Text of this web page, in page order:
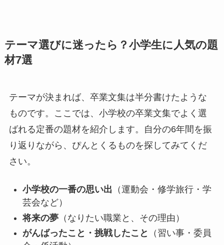
テーマ選びに迷ったら？小学生に人気の題
材7選
テーマが決まれば、卒業文集は半分書けたような
ものです。ここでは、小学校の卒業文集でよく選
ばれる定番の題材を紹介します。自分の6年間を振
り返りながら、ぴんとくるものを探してみてくだ
さい。
小学校の一番の思い出 （運動会・修学旅行・学
芸会など）
将来の夢（なりたい職業と、その理由）
がんばったこと・挑戦したこと
（習い事・委員